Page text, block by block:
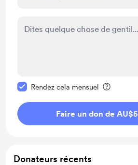
Rendez cela mensuel
Faire un don de AU$5
Donateurs récents